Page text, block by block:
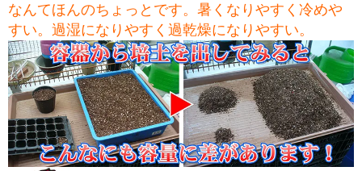
なんてほんのちょっとです。暑くなりやすく冷めや
すい。過湿になりやすく過乾燥になりやすい。